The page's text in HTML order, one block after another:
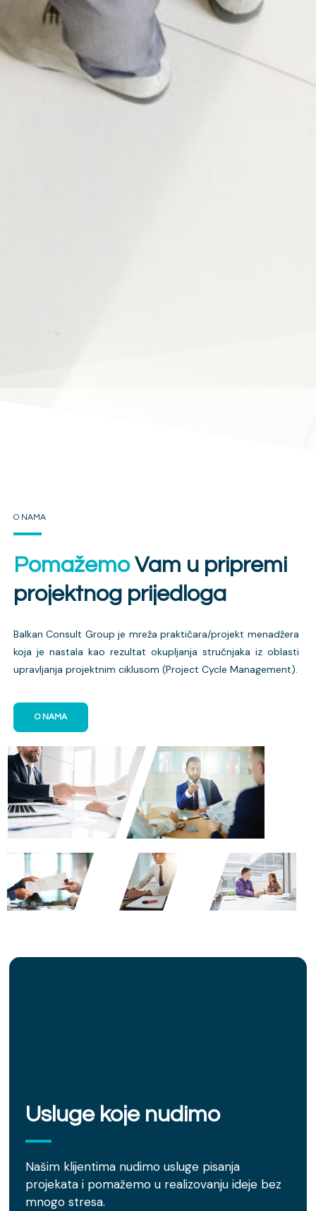
O NAMA
PomažemoVam u pripremi
projektnog prijedloga
Balkan Consult Group je mreža praktičara/projekt menadžera
koja je nastala kao rezultat okupljanja stručnjaka iz oblasti
upravljanja projektnim ciklusom (Project Cycle Management).
O NAMA
Usluge koje nudimo
Našim klijentima nudimo usluge pisanja
projekata i pomažemo u realizovanju ideje bez
mnogo stresa.